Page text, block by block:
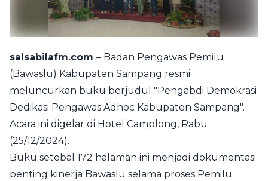
salsabilafm.com – Badan Pengawas Pemilu
(Bawaslu) Kabupaten Sampang resmi
meluncurkan buku berjudul "Pengabdi Demokrasi
Dedikasi Pengawas Adhoc Kabupaten Sampang".
Acara ini digelar di Hotel Camplong, Rabu
(25/12/2024).
Buku setebal 172 halaman ini menjadi dokumentasi
penting kinerja Bawaslu selama proses Pemilu